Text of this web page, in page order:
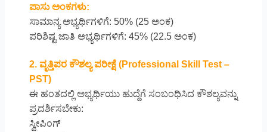
ಪಾಸು ಅಂಕಗಳು:
ಸಾಮಾನ್ಯ ಅಭ್ಯರ್ಥಿಗಳಿಗೆ: 50% (25 ಅಂಕ)
ಪರಿಶಿಷ್ಟ ಜಾತಿ ಅಭ್ಯರ್ಥಿಗಳಿಗೆ: 45% (22.5 ಅಂಕ)
2. ವೃತ್ತಿಪರ ಕೌಶಲ್ಯ ಪರೀಕ್ಷೆ (Professional Skill Test –
PST)
ಈ ಹಂತದಲ್ಲಿ ಅಭ್ಯರ್ಥಿಯು ಹುದ್ದೆಗೆ ಸಂಬಂಧಿಸಿದ ಕೌಶಲ್ಯವನ್ನು
ಪ್ರದರ್ಶಿಸಬೇಕು:
ಸ್ವೀಪಿಂಗ್